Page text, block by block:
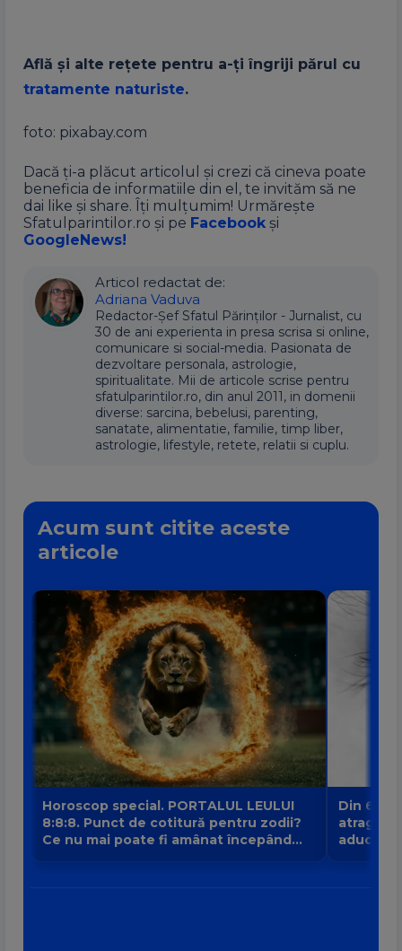
Află și alte rețete pentru a-ți îngriji părul cu
tratamente naturiste.
foto: pixabay.com
Dacă ți-a plăcut articolul și crezi că cineva poate
beneficia de informatiile din el, te invităm să ne
dai like și share. Îți mulțumim! Urmărește
Sfatulparintilor.ro și pe Facebook și
GoogleNews!
Articol redactat de:
Adriana Vaduva
Redactor-Șef Sfatul Părinților - Jurnalist, cu
30 de ani experienta in presa scrisa si online,
comunicare si social-media. Pasionata de
dezvoltare personala, astrologie,
spiritualitate. Mii de articole scrise pentru
sfatulparintilor.ro, din anul 2011, in domenii
diverse: sarcina, bebelusi, parenting,
sanatate, alimentatie, familie, timp liber,
astrologie, lifestyle, retete, relatii si cuplu.
Acum sunt citite aceste
articole
Horoscop special. PORTALUL LEULUI
8:8:8. Punct de cotitură pentru zodii?
Ce nu mai poate fi amânat începând
Din 6
atrage
aduce